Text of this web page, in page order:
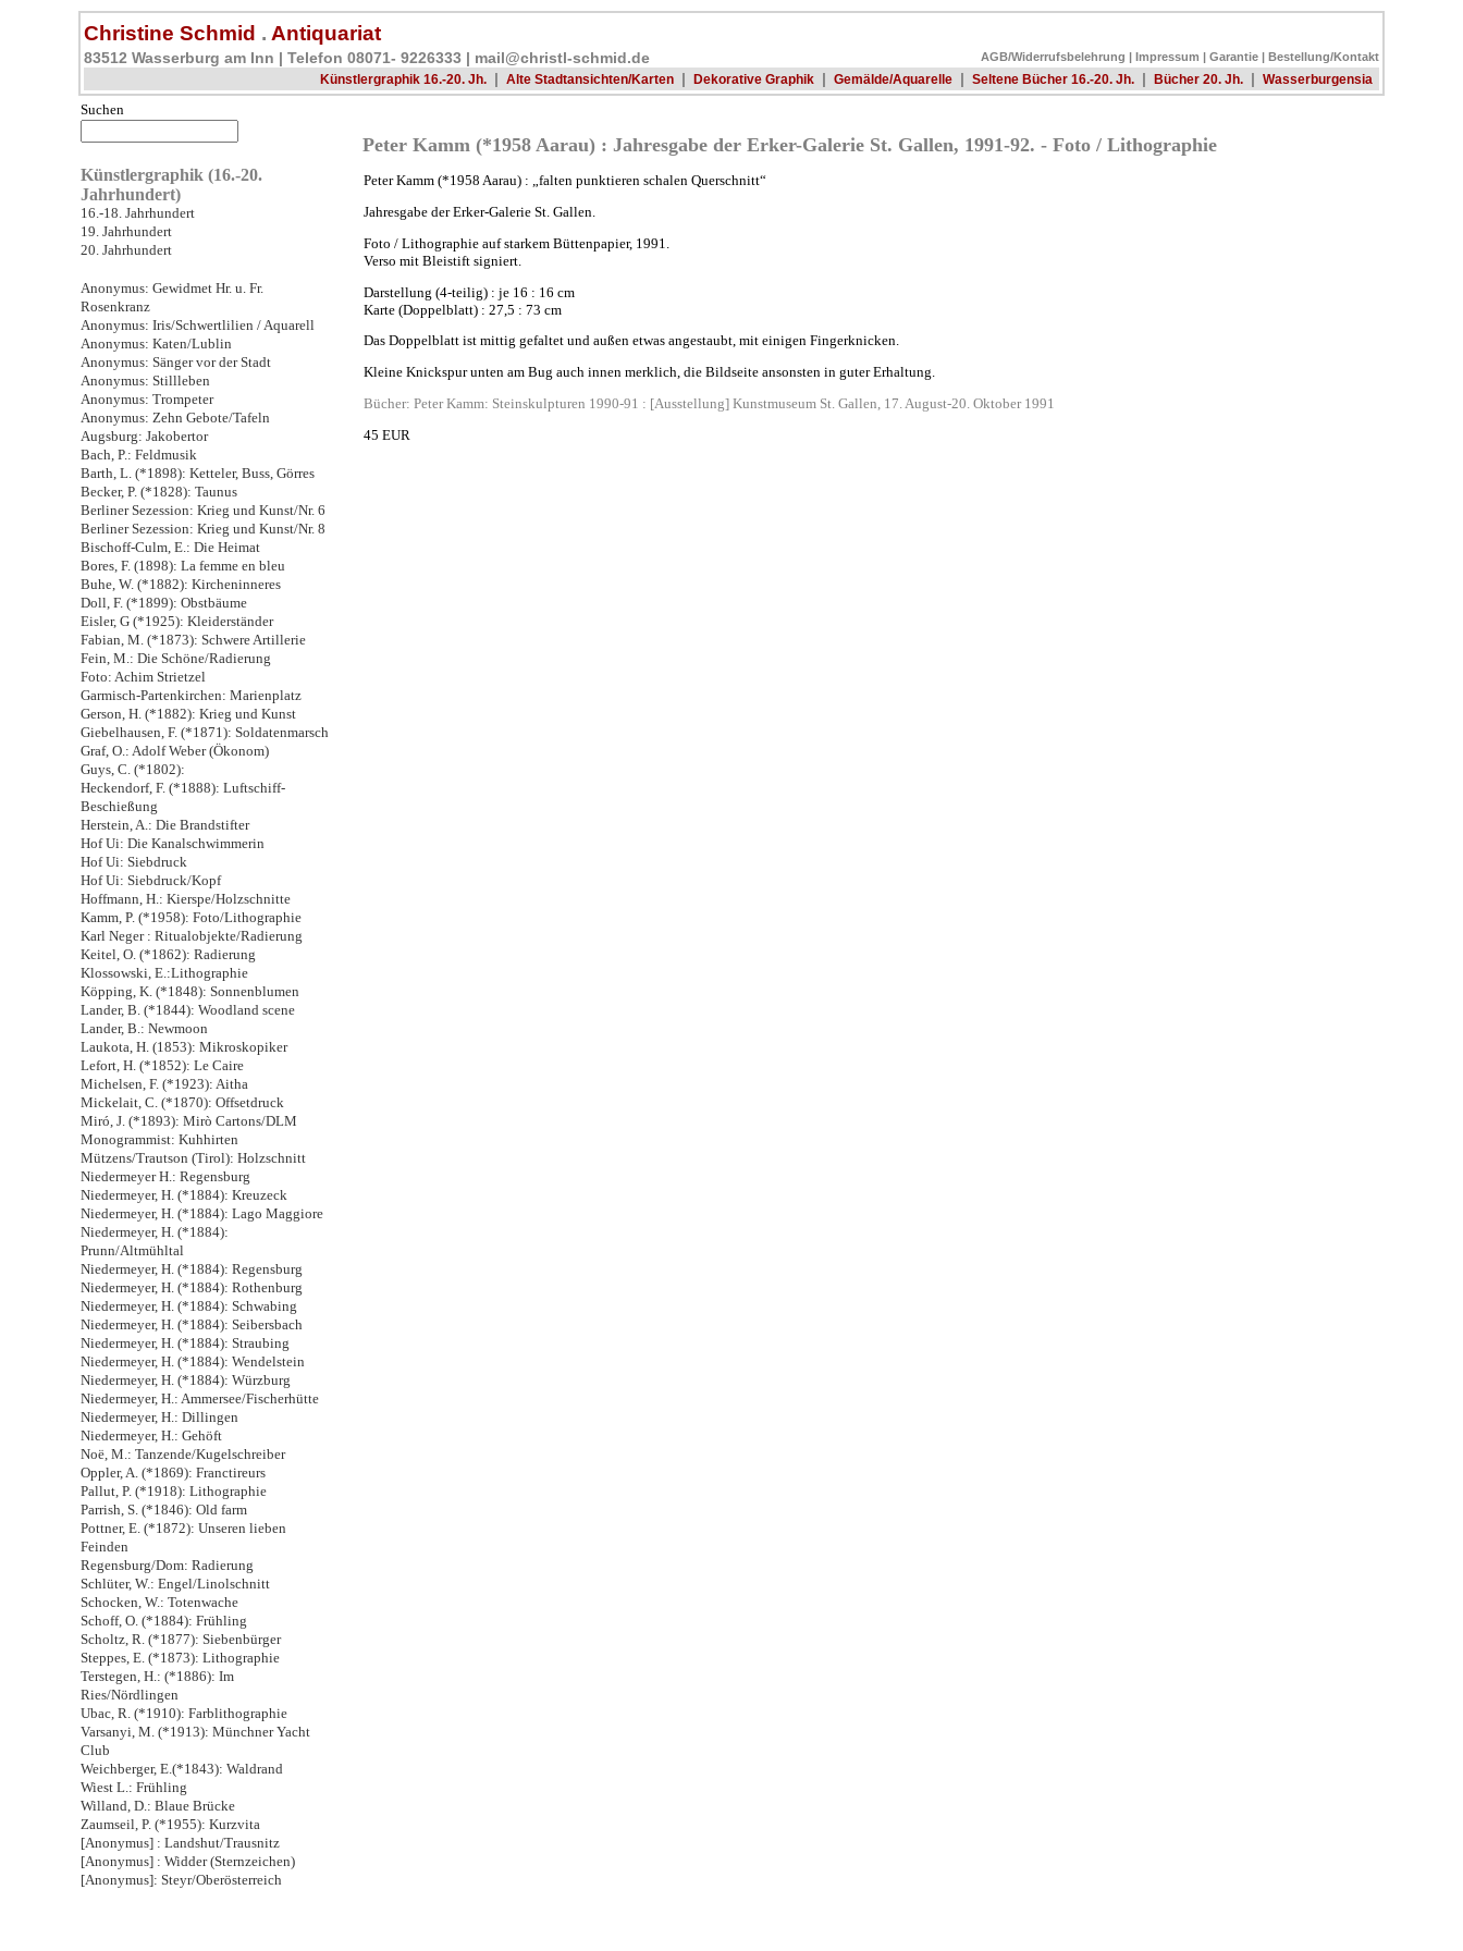
Christine Schmid . Antiquariat
83512 Wasserburg am Inn | Telefon 08071- 9226333 | mail@christl-schmid.de AGB/Widerrufsbelehrung | Impressum | Garantie | Bestellung/Kontakt
Künstlergraphik 16.-20. Jh.
| Alte Stadtansichten/Karten | Dekorative Graphik | Gemälde/Aquarelle | Seltene Bücher 16.-20. Jh. | Bücher 20. Jh. | Wasserburgensia
Suchen
Künstlergraphik (16.-20.
Jahrhundert)
16.-18. Jahrhundert
19. Jahrhundert
20. Jahrhundert
Anonymus: Gewidmet Hr. u. Fr.
Rosenkranz
Anonymus: Iris/Schwertlilien / Aquarell
Anonymus: Katen/Lublin
Anonymus: Sänger vor der Stadt
Anonymus: Stillleben
Anonymus: Trompeter
Anonymus: Zehn Gebote/Tafeln
Augsburg: Jakobertor
Bach, P.: Feldmusik
Barth, L. (*1898): Ketteler, Buss, Görres
Becker, P. (*1828): Taunus
Berliner Sezession: Krieg und Kunst/Nr. 6
Berliner Sezession: Krieg und Kunst/Nr. 8
Bischoff-Culm, E.: Die Heimat
Bores, F. (1898): La femme en bleu
Buhe, W. (*1882): Kircheninneres
Doll, F. (*1899): Obstbäume
Eisler, G (*1925): Kleiderständer
Fabian, M. (*1873): Schwere Artillerie
Fein, M.: Die Schöne/Radierung
Foto: Achim Strietzel
Garmisch-Partenkirchen: Marienplatz
Gerson, H. (*1882): Krieg und Kunst
Giebelhausen, F. (*1871): Soldatenmarsch
Graf, O.: Adolf Weber (Ökonom)
Guys, C. (*1802):
Heckendorf, F. (*1888): Luftschiff-
Beschießung
Herstein, A.: Die Brandstifter
Hof Ui: Die Kanalschwimmerin
Hof Ui: Siebdruck
Hof Ui: Siebdruck/Kopf
Hoffmann, H.: Kierspe/Holzschnitte
Kamm, P. (*1958): Foto/Lithographie
Karl Neger : Ritualobjekte/Radierung
Keitel, O. (*1862): Radierung
Klossowski, E.:Lithographie
Köpping, K. (*1848): Sonnenblumen
Lander, B. (*1844): Woodland scene
Lander, B.: Newmoon
Laukota, H. (1853): Mikroskopiker
Lefort, H. (*1852): Le Caire
Michelsen, F. (*1923): Aitha
Mickelait, C. (*1870): Offsetdruck
Miró, J. (*1893): Mirò Cartons/DLM
Monogrammist: Kuhhirten
Mützens/Trautson (Tirol): Holzschnitt
Niedermeyer H.: Regensburg
Niedermeyer, H. (*1884): Kreuzeck
Niedermeyer, H. (*1884): Lago Maggiore
Niedermeyer, H. (*1884):
Prunn/Altmühltal
Niedermeyer, H. (*1884): Regensburg
Niedermeyer, H. (*1884): Rothenburg
Niedermeyer, H. (*1884): Schwabing
Niedermeyer, H. (*1884): Seibersbach
Niedermeyer, H. (*1884): Straubing
Niedermeyer, H. (*1884): Wendelstein
Niedermeyer, H. (*1884): Würzburg
Niedermeyer, H.: Ammersee/Fischerhütte
Niedermeyer, H.: Dillingen
Niedermeyer, H.: Gehöft
Noë, M.: Tanzende/Kugelschreiber
Oppler, A. (*1869): Franctireurs
Pallut, P. (*1918): Lithographie
Parrish, S. (*1846): Old farm
Pottner, E. (*1872): Unseren lieben
Feinden
Regensburg/Dom: Radierung
Schlüter, W.: Engel/Linolschnitt
Schocken, W.: Totenwache
Schoff, O. (*1884): Frühling
Scholtz, R. (*1877): Siebenbürger
Steppes, E. (*1873): Lithographie
Terstegen, H.: (*1886): Im
Ries/Nördlingen
Ubac, R. (*1910): Farblithographie
Varsanyi, M. (*1913): Münchner Yacht
Club
Weichberger, E.(*1843): Waldrand
Wiest L.: Frühling
Willand, D.: Blaue Brücke
Zaumseil, P. (*1955): Kurzvita
[Anonymus] : Landshut/Trausnitz
[Anonymus] : Widder (Sternzeichen)
[Anonymus]: Steyr/Oberösterreich
Peter Kamm (*1958 Aarau) : Jahresgabe der Erker-Galerie St. Gallen, 1991-92. - Foto / Lithographie
Peter Kamm (*1958 Aarau) : „falten punktieren schalen Querschnitt“
Jahresgabe der Erker-Galerie St. Gallen.
Foto / Lithographie auf starkem Büttenpapier, 1991.
Verso mit Bleistift signiert.
Darstellung (4-teilig) : je 16 : 16 cm
Karte (Doppelblatt) : 27,5 : 73 cm
Das Doppelblatt ist mittig gefaltet und außen etwas angestaubt, mit einigen Fingerknicken.
Kleine Knickspur unten am Bug auch innen merklich, die Bildseite ansonsten in guter Erhaltung.
Bücher: Peter Kamm: Steinskulpturen 1990-91 : [Ausstellung] Kunstmuseum St. Gallen, 17. August-20. Oktober 1991
45 EUR